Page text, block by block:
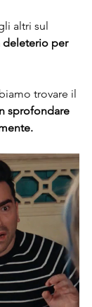
altri sul
deleterio per
trovare il
sprofondare